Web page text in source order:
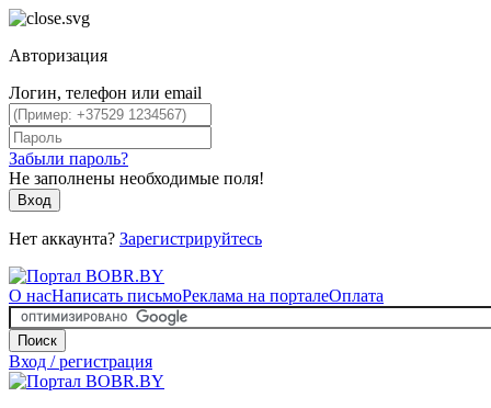
Авторизация
Логин, телефон или email
Забыли пароль?
Не заполнены необходимые поля!
Вход
Нет аккаунта? Зарегистрируйтесь
О насНаписать письмоРеклама на порталеОплата
Поиск
Вход / регистрация